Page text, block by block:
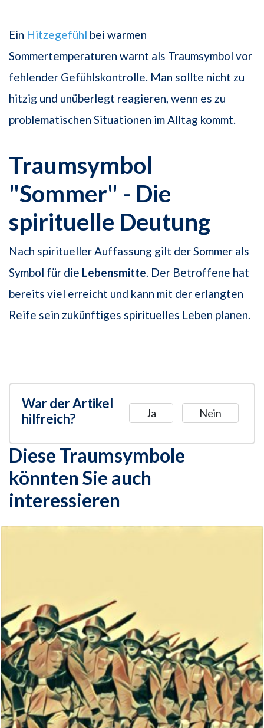
Ein Hitzegefühl bei warmen
Sommertemperaturen warnt als Traumsymbol vor
fehlender Gefühlskontrolle. Man sollte nicht zu
hitzig und unüberlegt reagieren, wenn es zu
problematischen Situationen im Alltag kommt.
Traumsymbol
"Sommer" - Die
spirituelle Deutung
Nach spiritueller Auffassung gilt der Sommer als
Symbol für die Lebensmitte . Der Betroffene hat
bereits viel erreicht und kann mit der erlangten
Reife sein zukünftiges spirituelles Leben planen.
War der Artikel
hilfreich?
Ja Nein
Diese Traumsymbole
könnten Sie auch
interessieren